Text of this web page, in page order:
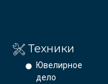
Техники
Ювелирное
дело